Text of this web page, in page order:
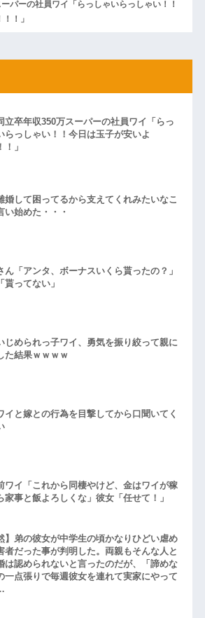
パーの社員ワイ「らっしゃいらっしゃい！！
！」
立卒年収350万スーパーの社員ワイ「らっ
らっしゃい！！今日は玉子が安いよ
！」
婚して困ってるから支えてくれみたいなこ
い始めた・・・
ん「アンタ、ボーナスいくら貰ったの？」
貰ってない」
じめられっ子ワイ、勇気を振り絞って親に
た結果ｗｗｗｗ
イと嫁との行為を目撃してから口聞いてく
ワイ「これから同棲やけど、金はワイが稼
家事と飯よろしくな」彼女「任せて！」
】弟の彼女が中学生の頃かなりひどい虐め
者だった事が判明した。両親もそんな人と
は認められないと言ったのだが、「諦めな
一点張りで毎週彼女を連れて実家にやって